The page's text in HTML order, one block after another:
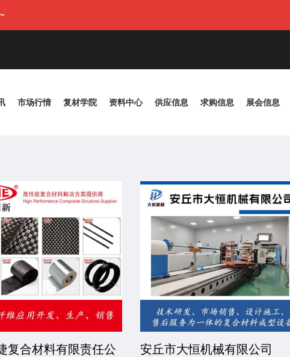
市场行情 复材学院 资料中心 供应信息 求购信息 展会信息
步智能装备有限公司
北京中远恒达涂装设备有限公